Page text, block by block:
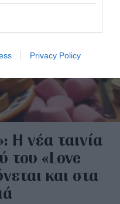
Privacy Policy
Η νέα ταινία
του «Love
και στα